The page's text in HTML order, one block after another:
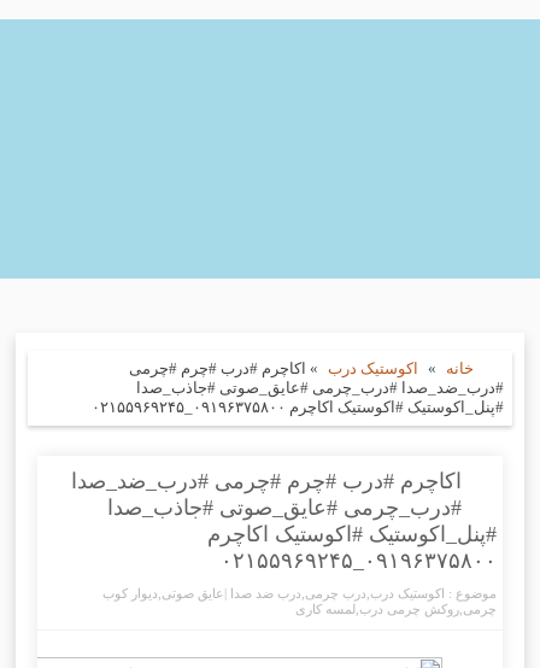
خانه » اکوستیک درب » اکاچرم #درب #چرم #چرمی
#درب_ضد_صدا #درب_چرمی #عایق_صوتی #جاذب_صدا
#پنل_اکوستیک #اکوستیک اکاچرم ۰۹۱۹۶۳۷۵۸۰۰_۰۲۱۵۵۹۶۹۲۴۵
اکاچرم #درب #چرم #چرمی #درب_ضد_صدا
#درب_چرمی #عایق_صوتی #جاذب_صدا
#پنل_اکوستیک #اکوستیک اکاچرم
۰۹۱۹۶۳۷۵۸۰۰_۰۲۱۵۵۹۶۹۲۴۵
موضوع : اکوستیک درب درب چرمی درب ضد صدا |عایق صوتی دیوار کوب
چرمی ,روکش چرمی درب لمسه کاری